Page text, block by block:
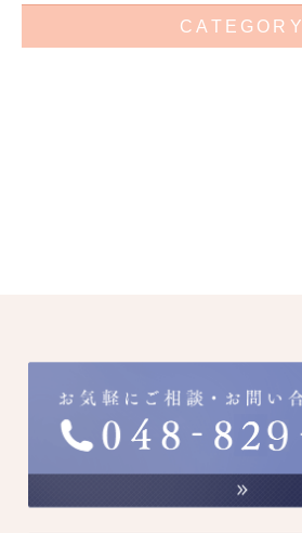
CATEGORY